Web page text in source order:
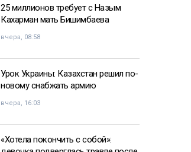
25 миллионов требует с Назым
Кахарман мать Бишимбаева
вчера, 08:58
Урок Украины: Казахстан решил по-
новому снабжать армию
вчера, 16:03
«Хотела покончить с собой»: